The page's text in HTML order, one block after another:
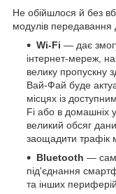
Не обійшлося й без
модулів передавання
Wi-Fi — дає
інтернет-мереж, на
велику пропускну
Вай-Фай буде
місцях із
Fi або в домашніх
великий обсяг
заощадити трафік
Bluetooth —
під'єднання
та інших